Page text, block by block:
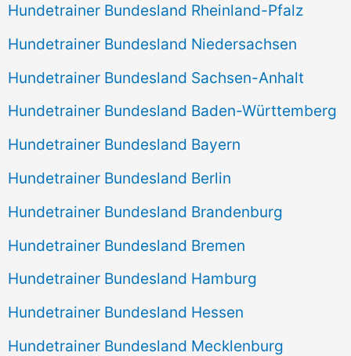
Hundetrainer Bundesland Rheinland-Pfalz
Hundetrainer Bundesland Niedersachsen
Hundetrainer Bundesland Sachsen-Anhalt
Hundetrainer Bundesland Baden-Württemberg
Hundetrainer Bundesland Bayern
Hundetrainer Bundesland Berlin
Hundetrainer Bundesland Brandenburg
Hundetrainer Bundesland Bremen
Hundetrainer Bundesland Hamburg
Hundetrainer Bundesland Hessen
Hundetrainer Bundesland Mecklenburg